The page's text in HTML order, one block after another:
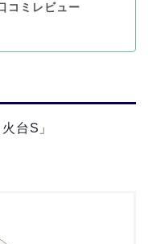
コミレビュー
台S」